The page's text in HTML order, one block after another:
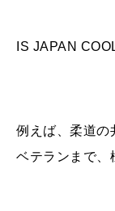
IS JAPAN
例えば、柔道の
ベテランまで、